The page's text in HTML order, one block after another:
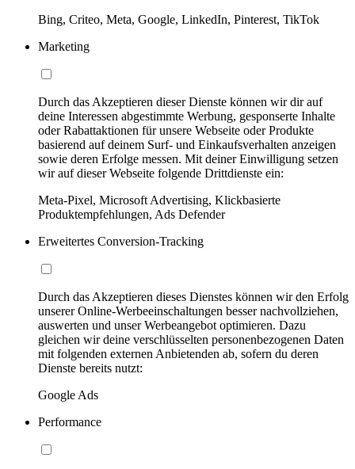
Bing, Criteo, Meta, Google, LinkedIn, Pinterest, TikTok
Marketing
Durch das Akzeptieren dieser Dienste können wir dir auf
deine Interessen abgestimmte Werbung, gesponserte Inhalte
oder Rabattaktionen für unsere Webseite oder Produkte
basierend auf deinem Surf- und Einkaufsverhalten anzeigen
sowie deren Erfolge messen. Mit deiner Einwilligung setzen
wir auf dieser Webseite folgende Drittdienste ein:
Meta-Pixel, Microsoft Advertising, Klickbasierte
Produktempfehlungen, Ads Defender
Erweitertes Conversion-Tracking
Durch das Akzeptieren dieses Dienstes können wir den Erfolg
unserer Online-Werbeeinschaltungen besser nachvollziehen,
auswerten und unser Werbeangebot optimieren. Dazu
gleichen wir deine verschlüsselten personenbezogenen Daten
mit folgenden externen Anbietenden ab, sofern du deren
Dienste bereits nutzt:
Google Ads
Performance